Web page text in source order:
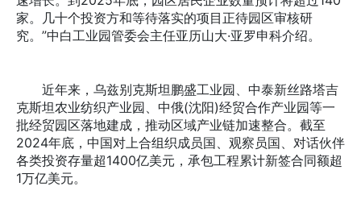
家。几十个投资方和等待落实的项目正待园区审核研
究。”中白工业园管委会主任亚历山大·亚罗申科介绍。
近年来，乌兹别克斯坦鹏盛工业园、中泰新丝路塔吉
克斯坦农业纺织产业园、中俄(沈阳)经贸合作产业园等一
批经贸园区落地建成，推动区域产业链加速整合。截至
2024年底，中国对上合组织成员国、观察员国、对话伙伴
各类投资存量超1400亿美元，承包工程累计新签合同额超
1万亿美元。